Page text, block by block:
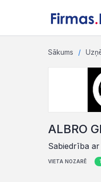
Sākums
ALBRO
Sabiedrība
VIETA NOZARĒ